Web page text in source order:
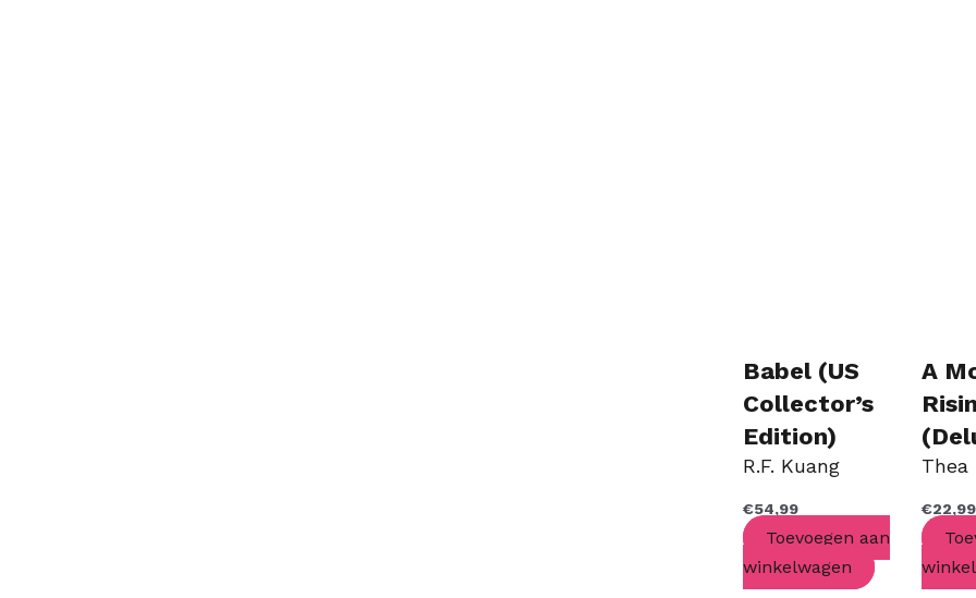
Babel (US
Collector’s
Edition)
R.F. Kuang
€54,99
Toevoegen aan
winkelwagen
A
Thea
€22,99